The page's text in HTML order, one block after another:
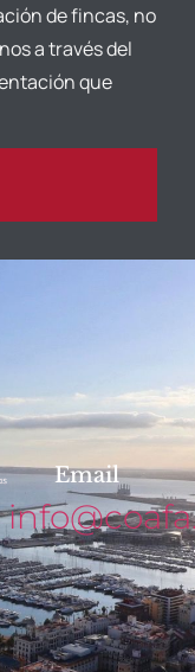
de fincas, no
a través del
que
Email